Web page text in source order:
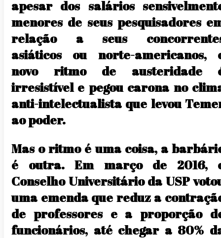
apesar dos salários
menores de seus pesquisadores
relação a seus
asiáticos ou norte-americanos,
novo ritmo de austeridade
irresistível e pegou carona no
anti-intelectualista que levou
ao poder.
Mas o ritmo é uma coisa, a
é outra. Em março de 2016,
Conselho Universitário da USP
uma emenda que reduz a
de professores e a proporção
funcionários, até chegar a 80%